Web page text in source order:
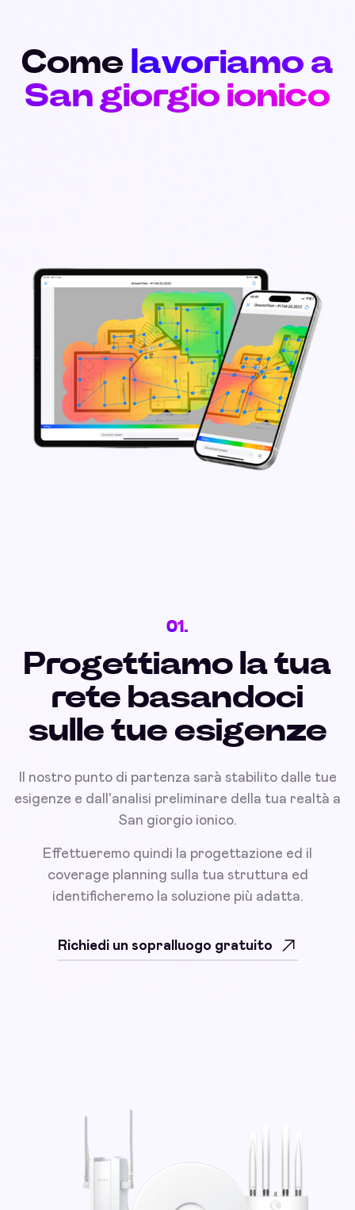
Come lavoriamo a
San giorgio ionico
01.
Progettiamo la tua
rete basandoci
sulle tue esigenze
Il nostro punto di partenza sarà stabilito dalle tue
esigenze e dall'analisi preliminare della tua realtà a
San giorgio ionico.
Effettueremo quindi la progettazione ed il
coverage planning sulla tua struttura ed
identificheremo la soluzione più adatta.
Richiedi un sopralluogo gratuito